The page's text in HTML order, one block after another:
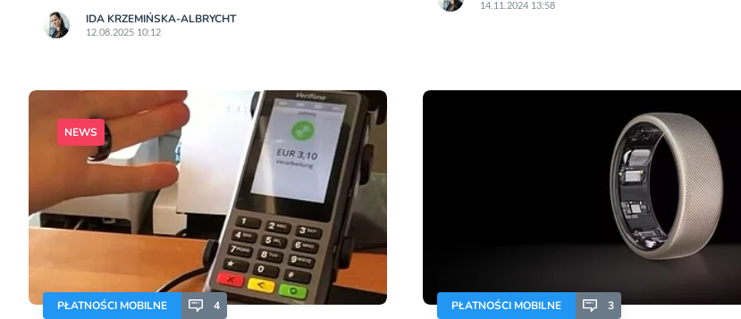
IDA KRZEMIŃSKA-ALBRYCHT
12.08.2025 10:12
14.11.2024 13:58
NEWS
PŁATNOŚCI MOBILNE 4 PŁATNOŚCI MOBILNE 3